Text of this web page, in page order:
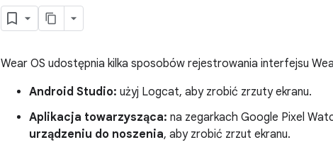
Wear OS udostępnia kilka sposobów rejestrowania interfejsu
Android Studio: użyj Logcat, aby zrobić zrzuty ekranu.
Aplikacja towarzysząca: na zegarkach Google Pixel
urządzeniu do noszenia, aby zrobić zrzut ekranu.